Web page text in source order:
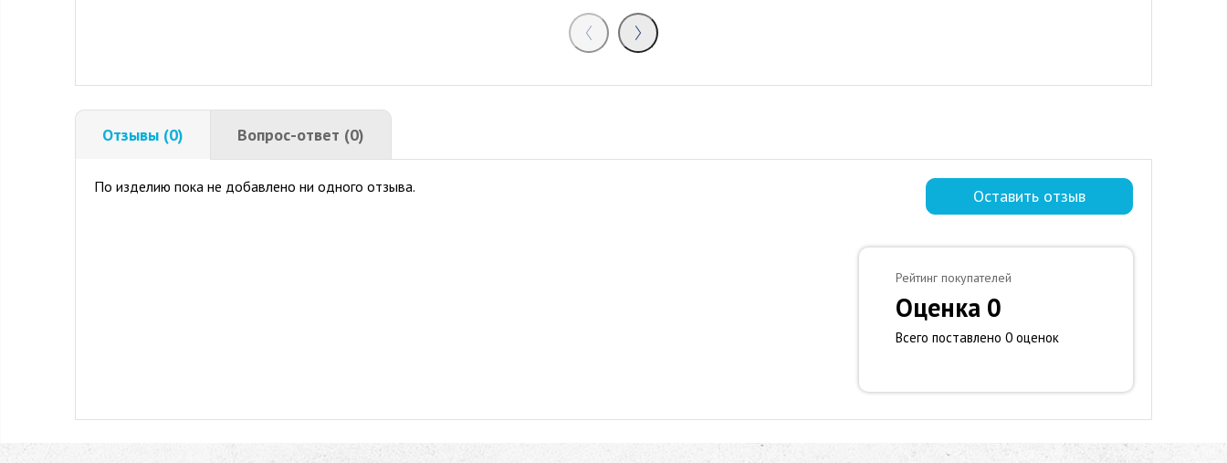
Отзывы (0) Вопрос-ответ (0)
По изделию пока не добавлено ни одного отзыва. Оставить отзыв
Рейтинг покупателей
Оценка 0
Всего поставлено 0 оценок